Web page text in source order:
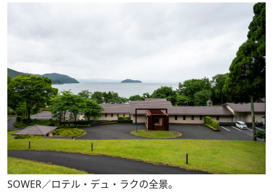
SOWER／ロテル・デュ・ラクの全景。